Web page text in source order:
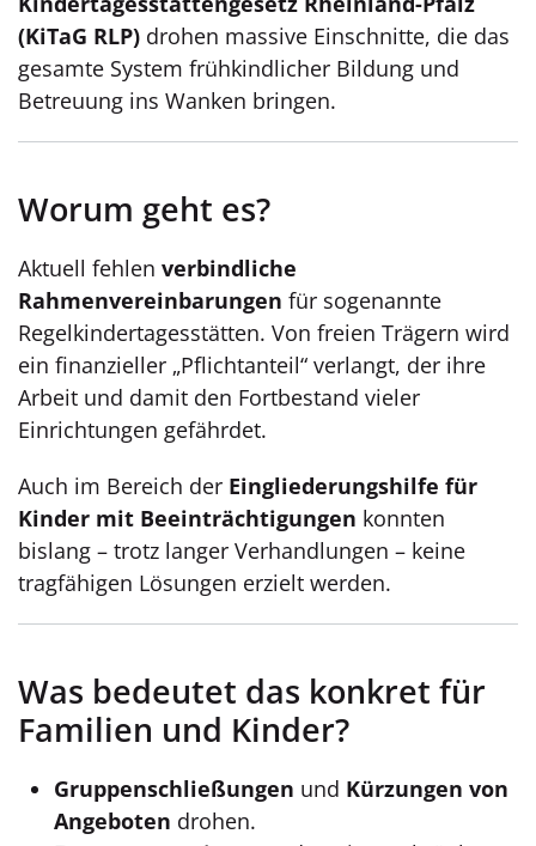
(KiTaG RLP) drohen massive Einschnitte, die das
gesamte System frühkindlicher Bildung und
Betreuung ins Wanken bringen.
Worum geht es?
Aktuell fehlen verbindliche
Rahmenvereinbarungen für sogenannte
Regelkindertagesstätten. Von freien Trägern wird
ein finanzieller „Pflichtanteil“ verlangt, der ihre
Arbeit und damit den Fortbestand vieler
Einrichtungen gefährdet.
Auch im Bereich der Eingliederungshilfe für
Kinder mit Beeinträchtigungen konnten
bislang – trotz langer Verhandlungen – keine
tragfähigen Lösungen erzielt werden.
Was bedeutet das konkret für
Familien und Kinder?
Gruppenschließungen und Kürzungen von
Angeboten drohen.